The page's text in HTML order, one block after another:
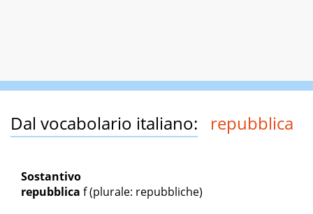
Dal vocabolario italiano: repubblica
Sostantivo
repubblica f(plurale: repubbliche)